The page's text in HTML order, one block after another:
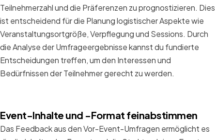
Teilnehmerzahl und die Präferenzen zu prognostizieren. Dies
ist entscheidend für die Planung logistischer Aspekte wie
Veranstaltungsortgröße, Verpflegung und Sessions. Durch
die Analyse der Umfrageergebnisse kannst du fundierte
Entscheidungen treffen, um den Interessen und
Bedürfnissen der Teilnehmer gerecht zu werden.
Event-Inhalte und -Format feinabstimmen
Das Feedback aus den Vor-Event-Umfragen ermöglicht es